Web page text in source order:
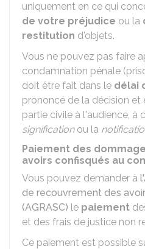
uniquement en ce qui
de votre préjudice ou la
restitution d'objets.
Vous ne pouvez pas faire
condamnation pénale
doit être fait dans le délai
prononcé de la décision et
partie civile à l'audience, à
significationou la
Paiement des
avoirs confisqués au
Vous pouvez demander à
de recouvrement des
(AGRASC) le paiement
et des frais de justice non
Ce paiement est possible